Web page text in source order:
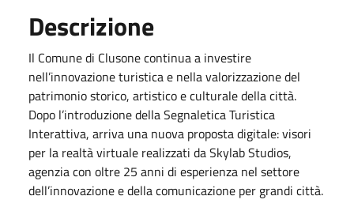
Descrizione
Il Comune di Clusone continua a investire
nell’innovazione turistica e nella valorizzazione del
patrimonio storico, artistico e culturale della città.
Dopo l’introduzione della Segnaletica Turistica
Interattiva, arriva una nuova proposta digitale: visori
per la realtà virtuale realizzati da Skylab Studios,
agenzia con oltre 25 anni di esperienza nel settore
dell’innovazione e della comunicazione per grandi città.